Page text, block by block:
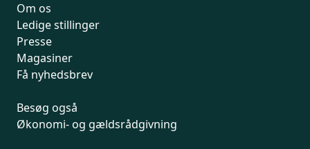
Om os
Ledige stillinger
Presse
Magasiner
Få nyhedsbrev
Besøg også
Økonomi- og gældsrådgivning